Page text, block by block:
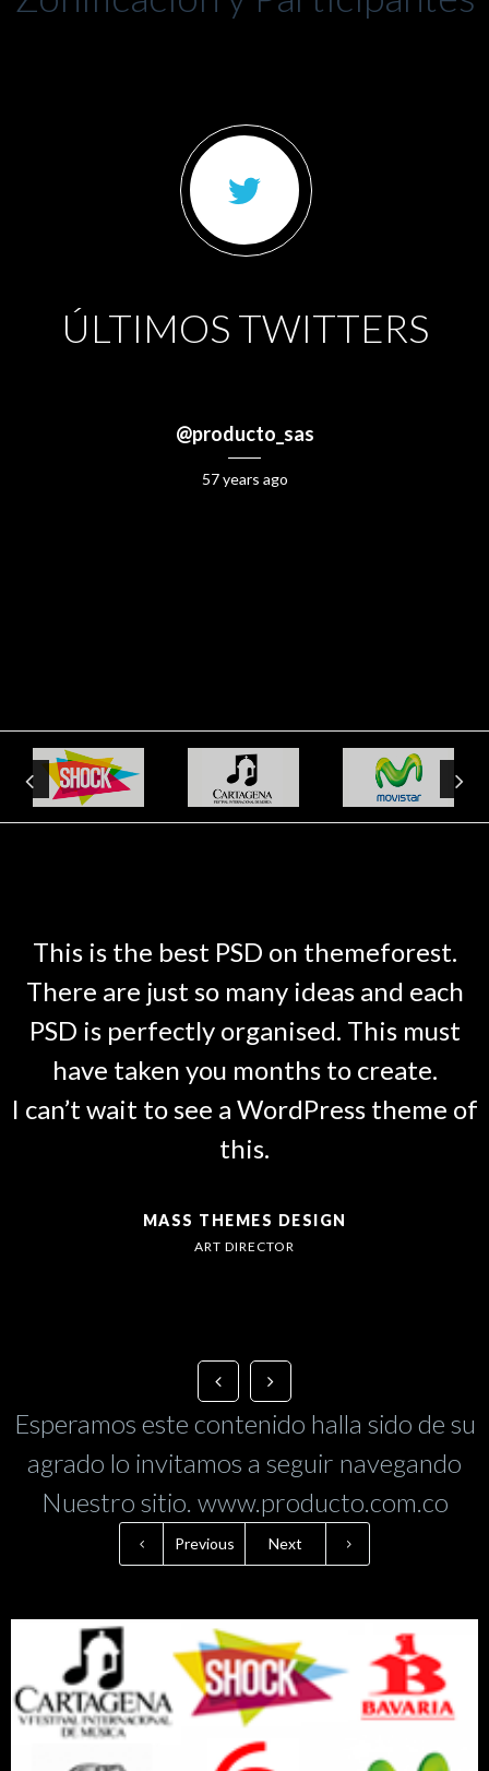
ÚLTIMOS TWITTERS
@producto_sas
57 years ago
This is the best PSD on themeforest.
There are just so many ideas and each
PSD is perfectly organised. This must
have taken you months to create.
I can’t wait to see a WordPress theme of
this.
MASS THEMES DESIGN
ART DIRECTOR
Esperamos este contenido halla sido de su
agrado lo invitamos a seguir navegando
Nuestro sitio. www.producto.com.co
Previous Next